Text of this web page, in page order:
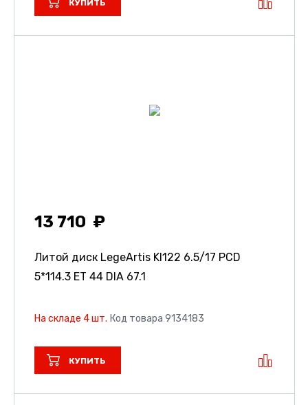
КУПИТЬ
13 710
Литой диск LegeArtis KI122 6.5/17 PCD
5*114.3 ET 44 DIA 67.1
На складе 4 шт. Код товара 9134183
КУПИТЬ